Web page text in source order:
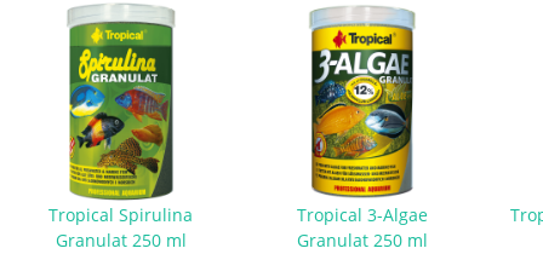
Tropical Spirulina
Granulat 250 ml
Tropical 3-Algae
Granulat 250 ml